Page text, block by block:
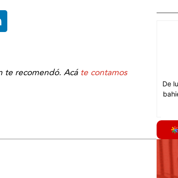
te recomendó. Acáte contamos